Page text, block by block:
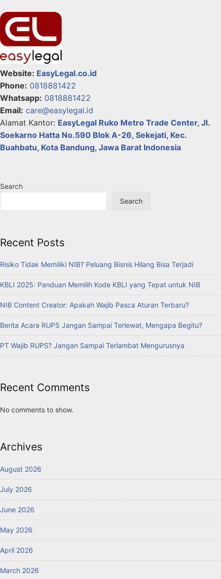
Website: EasyLegal.co.id
Phone: 0818881422
Whatsapp: 0818881422
Email: care@easylegal.id
Alamat Kantor: EasyLegal Ruko Metro Trade Center, Jl.
Soekarno Hatta No.590 Blok A-26, Sekejati, Kec.
Buahbatu, Kota Bandung, Jawa Barat Indonesia
Search
Search
Recent Posts
Risiko Tidak Memiliki NIB? Peluang Bisnis Hilang Bisa Terjadi
KBLI 2025: Panduan Memilih Kode KBLI yang Tepat untuk NIB
NIB Content Creator: Apakah Wajib Pasca Aturan Terbaru?
Berita Acara RUPS Jangan Sampai Terlewat, Mengapa Begitu?
PT Wajib RUPS? Jangan Sampai Terlambat Mengurusnya
Recent Comments
No comments to show.
Archives
August 2026
July 2026
June 2026
May 2026
April 2026
March 2026